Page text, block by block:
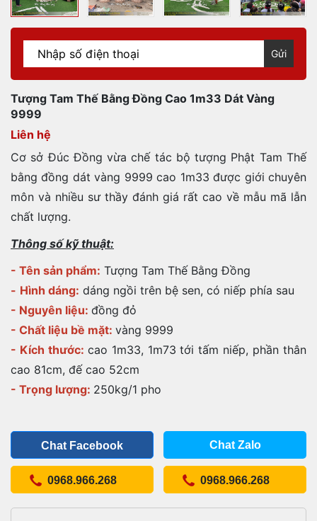
Gửi
Tượng Tam Thế Bằng Đồng Cao 1m33 Dát Vàng
9999
Liên hệ
Cơ sở Đúc Đồng vừa chế tác bộ tượng Phật Tam Thế
bằng đồng dát vàng 9999 cao 1m33 được giới chuyên
môn và nhiều sư thầy đánh giá rất cao về mẫu mã lẫn
chất lượng.
Thông số kỹ thuật:
- Tên sản phẩm: Tượng Tam Thế Bằng Đồng
- Hình dáng: dáng ngồi trên bệ sen, có niếp phía sau
- Nguyên liệu: đồng đỏ
- Chất liệu bề mặt: vàng 9999
- Kích thước: cao 1m33, 1m73 tới tấm niếp, phần thân
cao 81cm, đế cao 52cm
- Trọng lượng: 250kg/1 pho
Chat Facebook Chat Zalo
0968.966.268 0968.966.268